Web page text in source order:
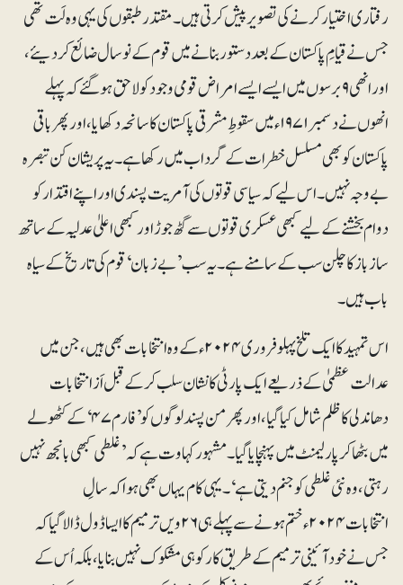
رفتاری اختیار کرنے کی تصویر پیش کرتی ہیں۔ مقتدر طبقوں کی یہی وہ لَت تھی
جس نے قیامِ پاکستان کے بعد دستور بنانے میں قوم کے نوسال ضائع کردیئے،
اور انھی ۹برسوں میں ایسے ایسے امراض قومی وجود کو لاحق ہوگئے کہ پہلے
انھوں نے دسمبر۱۹۷۱ء میں سقوطِ مشرقی پاکستان کا سانحہ دکھایا، اور پھر باقی
پاکستان کو بھی مسلسل خطرات کے گرداب میں رکھا ہے۔ یہ پریشان کن تبصرہ
بے وجہ نہیں۔ اس لیے کہ سیاسی قوتوں کی آمریت پسندی اور اپنے اقتدار کو
دوام بخشنے کے لیے کبھی عسکری قوتوں سے گٹھ جوڑ اور کبھی اعلیٰ عدلیہ کے ساتھ
سازباز کا چلن سب کے سامنے ہے۔ یہ سب ’بے زبان‘ قوم کی تاریخ کے سیاہ
باب ہیں۔
اس تمہید کا ایک تلخ پہلو فروری۲۰۲۴ء کے وہ انتخابات بھی ہیں، جن میں
عدالت عظمیٰ کے ذریعے ایک پارٹی کا نشان سلب کرکے قبل اَز انتخابات
دھاندلی کا ظلم شامل کیا گیا، اور پھر من پسند لوگوں کو ’فارم ۴۷‘کے کٹھولے
میں بٹھا کر پارلیمنٹ میں پہنچایا گیا۔ مشہور کہاوت ہے کہ ’غلطی کبھی بانجھ نہیں
رہتی، وہ نئی غلطی کو جنم دیتی ہے‘۔ یہی کام یہاں بھی ہوا کہ سالِ
انتخابات ۲۰۲۴ء ختم ہونے سے پہلے ہی ۲۶ویں ترمیم کا ایسا ڈول ڈالا گیا کہ
جس نے خود آئینی ترمیم کے طریق کار کو ہی مشکوک نہیں بنایا، بلکہ اُس کے